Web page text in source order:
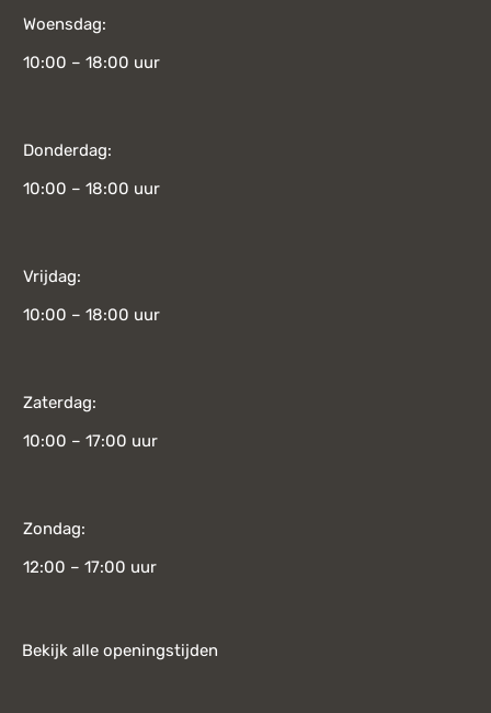
Woensdag:
10:00 – 18:00 uur
Donderdag:
10:00 – 18:00 uur
Vrijdag:
10:00 – 18:00 uur
Zaterdag:
10:00 – 17:00 uur
Zondag:
12:00 – 17:00 uur
Bekijk alle openingstijden